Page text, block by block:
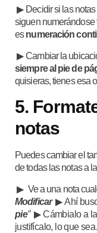
▶ Decidir si las
siguen numerándose
esnumeración
▶ Cambiar la
siempre al pie de
quisieras, tienes esa
5.
notas
Puedes cambiar el
de todas las notas a
▶ Ve a una nota
Modificar ▶ Ahí
pie” ▶ Cámbialo a
justifícalo, lo que